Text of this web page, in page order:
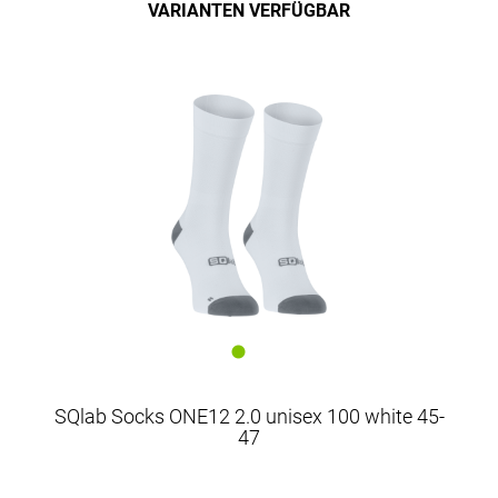
VARIANTEN VERFÜGBAR
SQlab Socks ONE12 2.0 unisex 100 white 45-
47